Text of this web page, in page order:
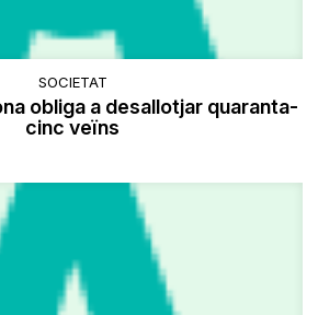
SOCIETAT
obliga a desallotjar quaranta-
cinc veïns